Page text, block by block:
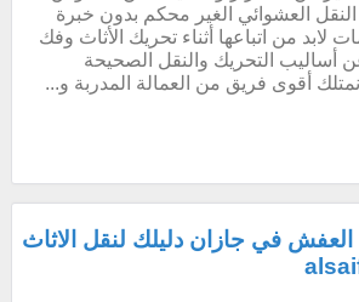
العشوائي الغير محكم بدون خبرة
لابد من اتباعها أثناء تحريك الأثاث وفك
أساليب التحريك والنقل الصحيحة
أقوى فريق من العمالة المدربة و...
في جازان دليلك لنقل الاثاث